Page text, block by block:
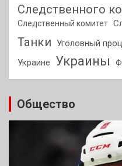
Следственного
Следственный комитет
Танки Уголовный
Украине Украины
Общество